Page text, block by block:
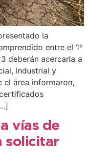
la
entre el 1º
deberán acercarla a
Industrial y
el área informaron,
vías de
solicitar